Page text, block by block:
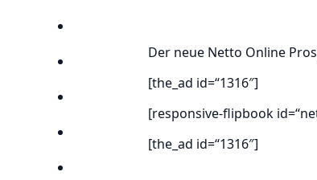
Lieblingsprospekte
Der neue Netto Online
[the_ad id=“1316″]
[responsive-flipbook
[the_ad id=“1316″]